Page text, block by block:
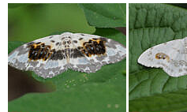
ッ